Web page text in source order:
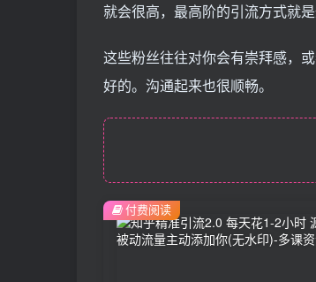
就会很高，最高阶的引流方式就是
这些粉丝往往对你会有崇拜感，
好的。沟通起来也很顺畅。
付费阅读